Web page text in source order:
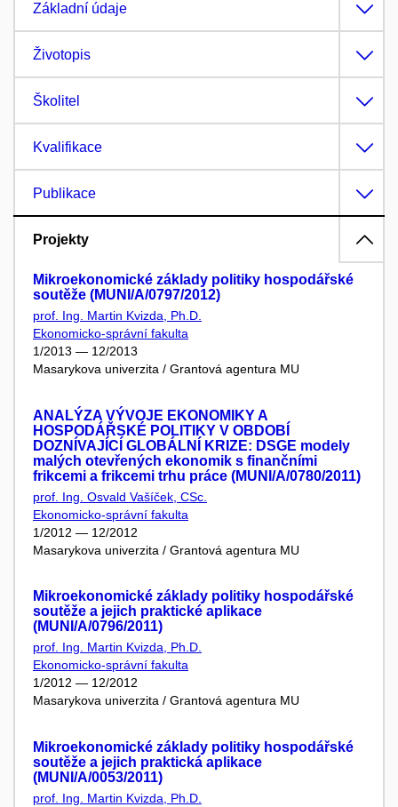
Základní údaje
Životopis
Školitel
Kvalifikace
Publikace
Projekty
Mikroekonomické základy politiky hospodářské
soutěže (MUNI/A/0797/2012)
prof. Ing. Martin Kvizda, Ph.D.
Ekonomicko-správní fakulta
1/2013 — 12/2013
Masarykova univerzita / Grantová agentura MU
ANALÝZA VÝVOJE EKONOMIKY A
HOSPODÁŘSKÉ POLITIKY V OBDOBÍ
DOZNÍVAJÍCÍ GLOBÁLNÍ KRIZE: DSGE modely
malých otevřených ekonomik s finančními
frikcemi a frikcemi trhu práce (MUNI/A/0780/2011)
prof. Ing. Osvald Vašíček, CSc.
Ekonomicko-správní fakulta
1/2012 — 12/2012
Masarykova univerzita / Grantová agentura MU
Mikroekonomické základy politiky hospodářské
soutěže a jejich praktické aplikace
(MUNI/A/0796/2011)
prof. Ing. Martin Kvizda, Ph.D.
Ekonomicko-správní fakulta
1/2012 — 12/2012
Masarykova univerzita / Grantová agentura MU
Mikroekonomické základy politiky hospodářské
soutěže a jejich praktická aplikace
(MUNI/A/0053/2011)
prof. Ing. Martin Kvizda, Ph.D.